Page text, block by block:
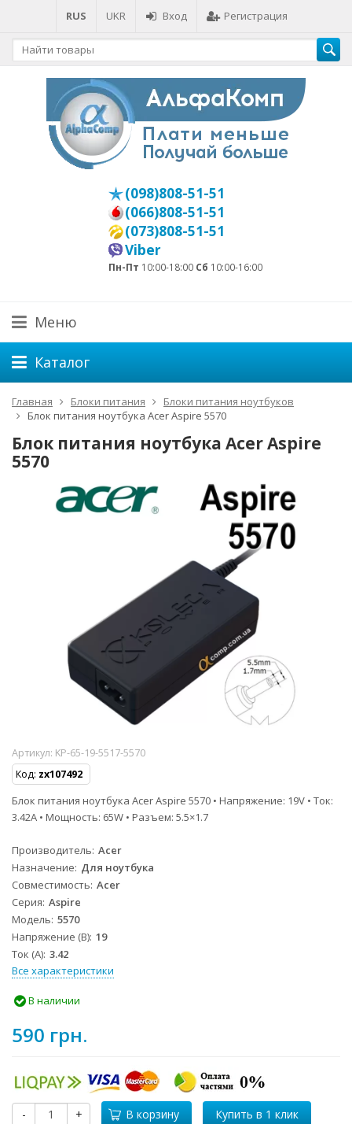
RUS UKR Вход Регистрация
(098)808-51-51
(066)808-51-51
(073)808-51-51
Viber
Пн-Пт 10:00-18:00 Сб 10:00-16:00
Меню
Каталог
Главная Блоки питания
Блоки питания ноутбуков
Блок питания ноутбука Acer Aspire 5570
Блок питания ноутбука Acer Aspire
5570
Артикул: KP-65-19-5517-5570
Код: zx107492
Блок питания ноутбука Acer Aspire 5570 • Напряжение: 19V • Ток:
3.42A • Мощность: 65W • Разъем: 5.5×1.7
Производитель Acer
Назначение Для ноутбука
Совместимость Acer
Серия Aspire
Модель 5570
Напряжение (В) 19
Ток (А) 3.42
Все характеристики
В наличии
590 грн.
- + В корзину